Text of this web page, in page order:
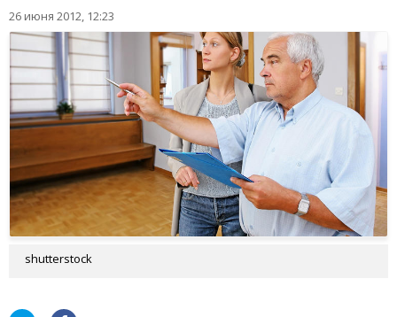
26 июня 2012, 12:23
shutterstock